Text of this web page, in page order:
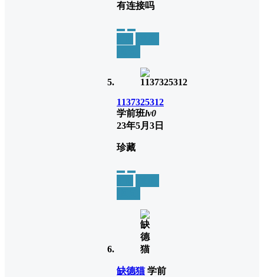
有连接吗
1137325312
学前班lv0
23年5月3日
珍藏
缺德猫 学前